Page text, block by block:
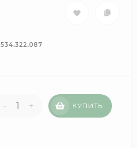
534.322.087
- + КУПИТЬ